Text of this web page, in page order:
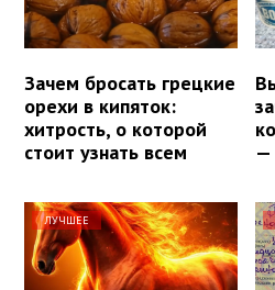
Зачем бросать грецкие
орехи в кипяток:
хитрость, о которой
стоит узнать всем
—
ЛУЧШЕЕ